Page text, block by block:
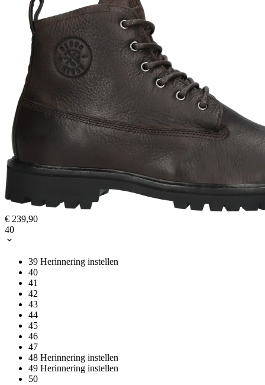
€ 239,90
40
39 Herinnering instellen
40
41
42
43
44
45
46
47
48 Herinnering instellen
49 Herinnering instellen
50